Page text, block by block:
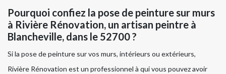
Pourquoi confiez la pose de peinture sur murs
à Rivière Rénovation, un artisan peintre à
Blancheville, dans le 52700 ?
Si la pose de peinture sur vos murs, intérieurs ou extérieurs,
Rivière Rénovation est un professionnel à qui vous pouvez avoir